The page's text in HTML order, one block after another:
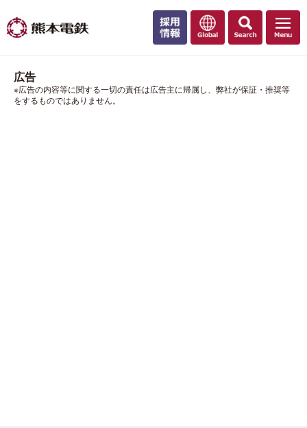
広告
※広告の内容等に関する一切の責任は広告主に帰属し、弊社が保証・推奨等
をするものではありません。